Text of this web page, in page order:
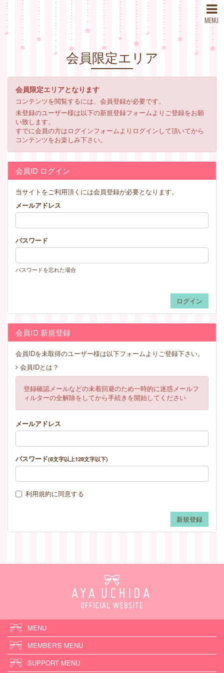
MENU
会員限定エリア
会員限定エリアとなります
コンテンツを閲覧するには、会員登録が必要です。
未登録のユーザー様は以下の新規登録フォームよりご登録をお願
い致します。
すでに会員の方はログインフォームよりログインして頂いてから
コンテンツをお楽しみ下さい。
会員ID ログイン
当サイトをご利用頂くには会員登録が必要となります。
メールアドレス
パスワード
パスワードを忘れた場合
会員ID 新規登録
会員IDを未取得のユーザー様は以下フォームよりご登録下さい。
会員IDとは？
登録確認メールなどの未着回避のため一時的に迷惑メールフ
ィルターの全解除をしてから手続きを開始してください
メールアドレス
パスワード(8文字以上128文字以下)
利用規約に同意する
MENU
MEMBER'S MENU
SUPPORT MENU